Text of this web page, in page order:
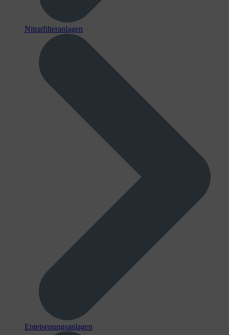
Nitratfilteranlagen
Enteisenungsanlagen